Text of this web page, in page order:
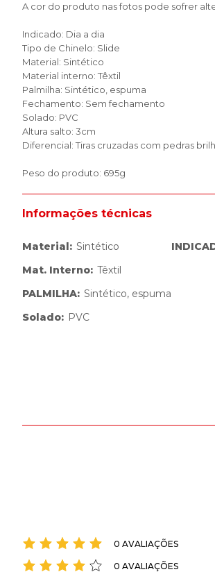
A cor do produto nas fotos pode sofrer
Indicado: Dia a dia
Tipo de Chinelo: Slide
Material: Sintético
Material interno: Têxtil
Palmilha: Sintético, espuma
Fechamento: Sem fechamento
Solado: PVC
Altura salto: 3cm
Diferencial: Tiras cruzadas com pedras
Peso do produto: 695g
Informações técnicas
Material: Sintético
Mat. Interno: Têxtil
PALMILHA: Sintético, espuma
Solado: PVC
0 AVALIAÇÕES
0 AVALIAÇÕES